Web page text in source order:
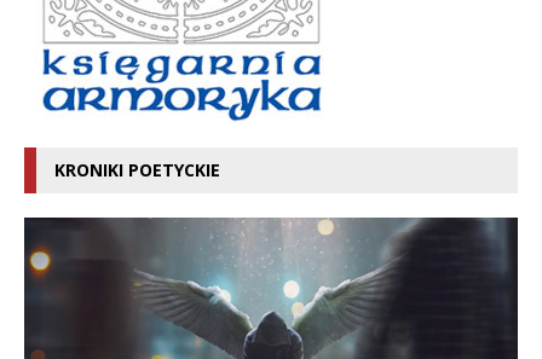
KRONIKI POETYCKIE